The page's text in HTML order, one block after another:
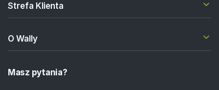
Strefa Klienta
O Wally
Masz pytania?